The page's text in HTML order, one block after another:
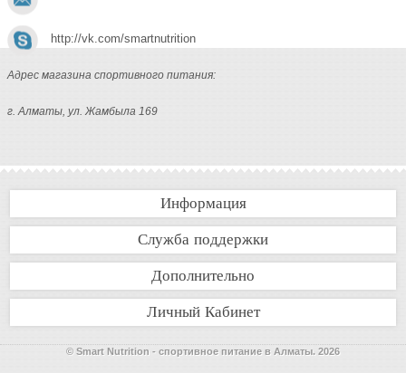
http://vk.com/smartnutrition
Адрес магазина спортивного питания:
г. Алматы, ул. Жамбыла 169
Информация
Служба поддержки
Дополнительно
Личный Кабинет
© Smart Nutrition - спортивное питание в Алматы. 2026